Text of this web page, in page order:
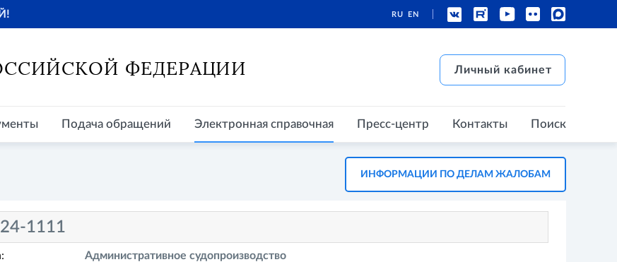
RU EN
ФЕДЕРАЦИИ Личный кабинет
Подача обращений Электронная справочная Пресс-центр Контакты Поиск
ИНФОРМАЦИИ ПО ДЕЛАМ ЖАЛОБАМ
1111
Административное судопроизводство